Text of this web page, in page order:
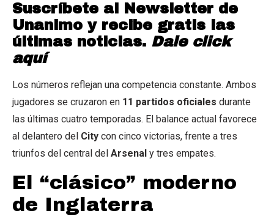
Suscríbete al Newsletter de
Unanimo y recibe gratis las
últimas noticias. Dale click
aquí
Los números reflejan una competencia constante. Ambos
jugadores se cruzaron en 11 partidos oficiales durante
las últimas cuatro temporadas. El balance actual favorece
al delantero del City con cinco victorias, frente a tres
triunfos del central del Arsenal y tres empates.
El “clásico” moderno
de Inglaterra